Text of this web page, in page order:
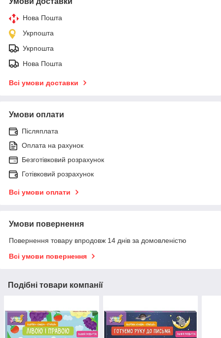
Нова Пошта
Укрпошта
Укрпошта
Нова Пошта
Всі умови доставки
Умови оплати
Післяплата
Оплата на рахунок
Безготівковий розрахунок
Готівковий розрахунок
Всі умови оплати
Умови повернення
Повернення товару впродовж 14 днів за домовленістю
Всі умови повернення
Подібні товари компанії